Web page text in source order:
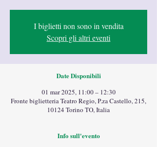
I biglietti non sono in vendita
Scopri gli altri eventi
Date Disponibili
01 mar 2025, 11:00 – 12:30
Fronte biglietteria Teatro Regio, P.za Castello, 215,
10124 Torino TO, Italia
Info sull'evento